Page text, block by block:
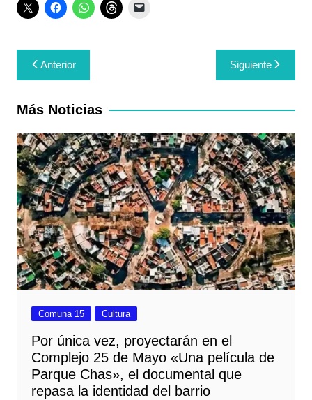
Navegación
de
entradas
Anterior Siguiente
Más Noticias
Comuna 15 Cultura
Por única vez, proyectarán en el
Complejo 25 de Mayo «Una película de
Parque Chas», el documental que
repasa la identidad del barrio